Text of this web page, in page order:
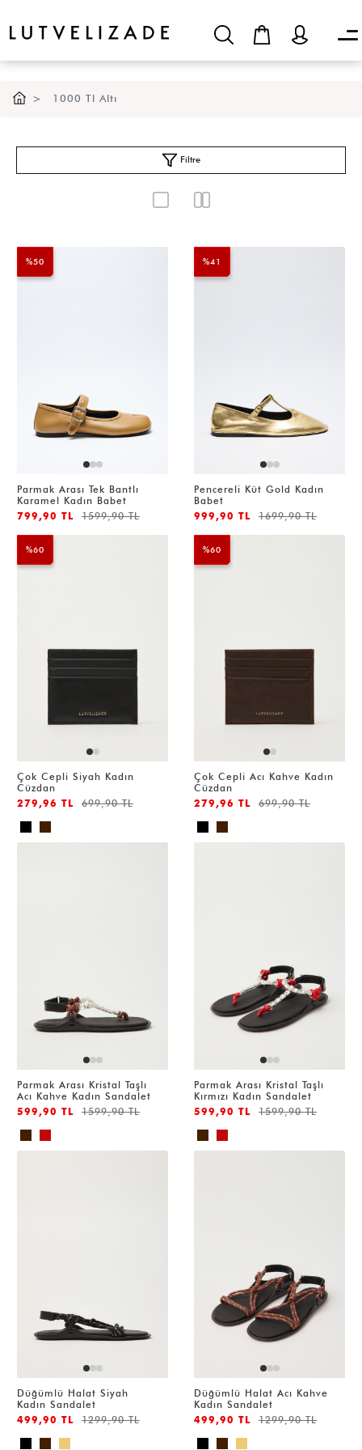
1000 Tl Altı
Filtre
%50
Parmak Arası Tek Bantlı
Karamel Kadın Babet
799,90 TL
1599,90 TL
%41
Pencereli Küt Gold Kadın
Babet
999,90 TL
1699,90 TL
%60
Çok Cepli Siyah Kadın
Cüzdan
279,96 TL
699,90 TL
%60
Çok Cepli Acı Kahve Kadın
Cüzdan
279,96 TL
699,90 TL
Parmak Arası Kristal Taşlı
Acı Kahve Kadın Sandalet
599,90 TL
1599,90 TL
Parmak Arası Kristal Taşlı
Kırmızı Kadın Sandalet
599,90 TL
1599,90 TL
Düğümlü Halat Siyah
Kadın Sandalet
499,90 TL
1299,90 TL
Düğümlü Halat Acı Kahve
Kadın Sandalet
499,90 TL
1299,90 TL